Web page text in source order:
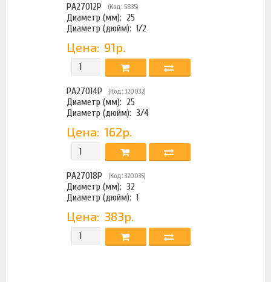
PA27012P (Код: 5835)
Диаметр (мм): 25
Диаметр (дюйм): 1/2
Цена: 91р.
PA27014P (Код: 320032)
Диаметр (мм): 25
Диаметр (дюйм): 3/4
Цена: 162р.
PA27018P (Код: 320035)
Диаметр (мм): 32
Диаметр (дюйм): 1
Цена: 383р.